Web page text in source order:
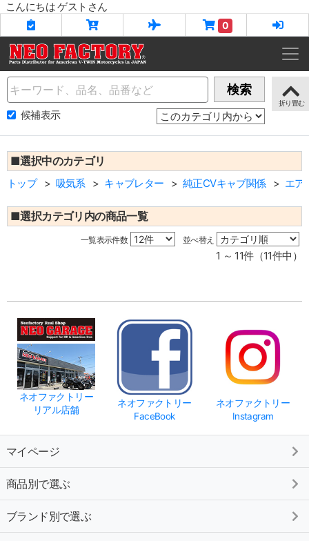
こんにちは ゲストさん
0
Name 検索
候補表示
■選択中のカテゴリ
トップ 吸気系 キャブレター 純正CVキャブ関係 エア
■選択カテゴリ内の商品一覧
一覧表示件数 並べ替え
1 ～ 11件（11件中）
ネオファクトリー
リアル店舗
ネオファクトリー
FaceBook
ネオファクトリー
Instagram
マイページ
商品別で選ぶ
ブランド別で選ぶ